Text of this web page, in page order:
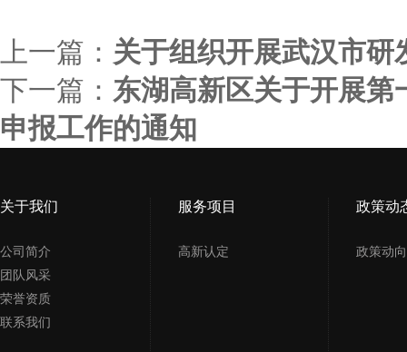
上一篇： 关于组织开展武汉市
下一篇： 东湖高新区关于开展
申报工作的通知
关于我们
公司简介
团队风采
荣誉资质
联系我们
服务项目
高新认定
政策动
政策动向